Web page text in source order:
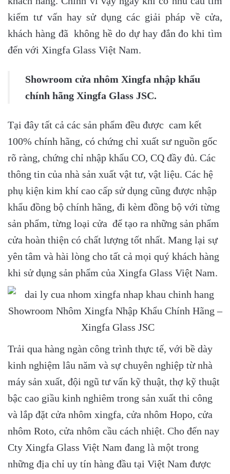
kiếm tư vấn hay sử dụng các giải pháp về cửa,
khách hàng đã không hề do dự hay đắn đo khi tìm
đến với Xingfa Glass Việt Nam.
Showroom cửa nhôm Xingfa nhập khẩu
chính hãng Xingfa Glass JSC.
Tại đây tất cả các sản phẩm đều được cam kết
100% chính hãng, có chứng chỉ xuất sư nguồn gốc
rõ ràng, chứng chỉ nhập khẩu CO, CQ đầy đủ. Các
thông tin của nhà sản xuất vật tư, vật liệu. Các hệ
phụ kiện kim khí cao cấp sử dụng cũng được nhập
khẩu đồng bộ chính hãng, đi kèm đồng bộ với từng
sản phẩm, từng loại cửa để tạo ra những sản phẩm
cửa hoàn thiện có chất lượng tốt nhất. Mang lại sự
yên tâm và hài lòng cho tất cả mọi quý khách hàng
khi sử dụng sản phẩm của Xingfa Glass Việt Nam.
Showroom Nhôm Xingfa Nhập Khẩu Chính Hãng –
Xingfa Glass JSC
Trải qua hàng ngàn công trình thực tế, với bề dày
kinh nghiệm lâu năm và sự chuyên nghiệp từ nhà
máy sản xuất, đội ngũ tư vấn kỹ thuật, thợ kỹ thuật
bậc cao giầu kinh nghiêm trong sản xuất thi công
và lắp đặt cửa nhôm xingfa, cửa nhôm Hopo, cửa
nhôm Roto, cửa nhôm cầu cách nhiệt. Cho đến nay
Cty Xingfa Glass Việt Nam đang là một trong
những địa chỉ uy tín hàng đầu tại Việt Nam được